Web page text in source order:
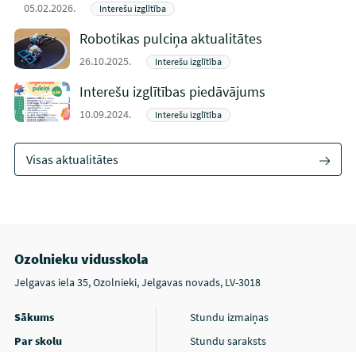
05.02.2026. Interešu izglītība
Robotikas pulciņa aktualitātes
26.10.2025. Interešu izglītība
Interešu izglītības piedāvājums
10.09.2024. Interešu izglītība
Visas aktualitātes
Ozolnieku vidusskola
Jelgavas iela 35, Ozolnieki, Jelgavas novads, LV-3018
Sākums
Par skolu
Stundu izmaiņas
Stundu saraksts